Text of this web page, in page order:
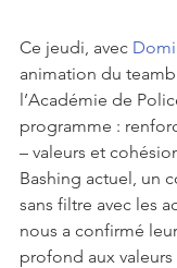
Ce jeudi, avec
animation du
l’Académie de
programme :
– valeurs et
Bashing actuel, un
sans filtre avec les
nous a confirmé
profond aux valeurs